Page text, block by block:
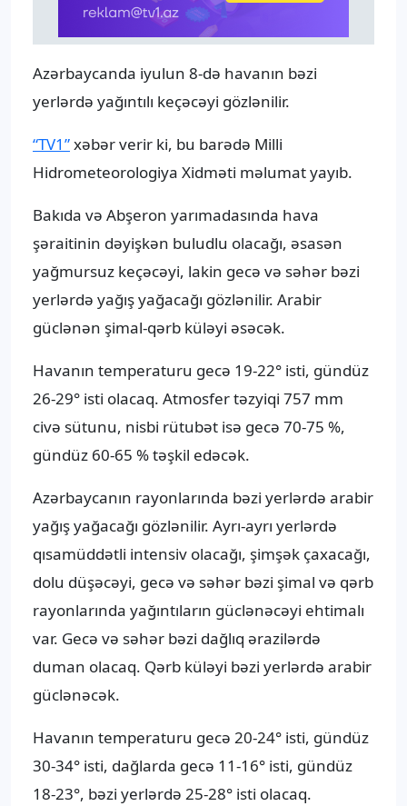
Azərbaycanda iyulun 8-də havanın bəzi
yerlərdə yağıntılı keçəcəyi gözlənilir.
“TV1”xəbər verir ki, bu barədə Milli
Hidrometeorologiya Xidməti məlumat yayıb.
Bakıda və Abşeron yarımadasında hava
şəraitinin dəyişkən buludlu olacağı, əsasən
yağmursuz keçəcəyi, lakin gecə və səhər bəzi
yerlərdə yağış yağacağı gözlənilir. Arabir
güclənən şimal-qərb küləyi əsəcək.
Havanın temperaturu gecə 19-22° isti, gündüz
26-29° isti olacaq. Atmosfer təzyiqi 757 mm
civə sütunu, nisbi rütubət isə gecə 70-75 %,
gündüz 60-65 % təşkil edəcək.
Azərbaycanın rayonlarında bəzi yerlərdə arabir
yağış yağacağı gözlənilir. Ayrı-ayrı yerlərdə
qısamüddətli intensiv olacağı, şimşək çaxacağı,
dolu düşəcəyi, gecə və səhər bəzi şimal və qərb
rayonlarında yağıntıların güclənəcəyi ehtimalı
var. Gecə və səhər bəzi dağlıq ərazilərdə
duman olacaq. Qərb küləyi bəzi yerlərdə arabir
güclənəcək.
Havanın temperaturu gecə 20-24° isti, gündüz
30-34° isti, dağlarda gecə 11-16° isti, gündüz
18-23°, bəzi yerlərdə 25-28° isti olacaq.